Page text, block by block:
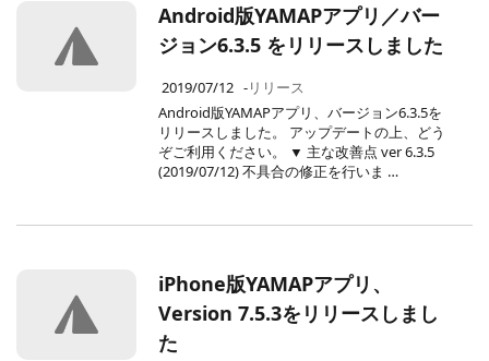
Android版YAMAPアプリ／バー
ジョン6.3.5 をリリースしました
2019/07/12 -リリース
Android版YAMAPアプリ、バージョン6.3.5を
リリースしました。 アップデートの上、どう
ぞご利用ください。 ▼ 主な改善点 ver 6.3.5
(2019/07/12) 不具合の修正を行いま …
iPhone版YAMAPアプリ、
Version 7.5.3をリリースしまし
た